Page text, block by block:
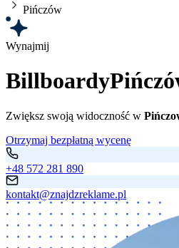
Pińczów
Wynajmij
Billboardy
Zwiększ swoją widoczność w
Otrzymaj bezpłatną wycenę
+48 572 281 890
kontakt@znajdzreklame.pl